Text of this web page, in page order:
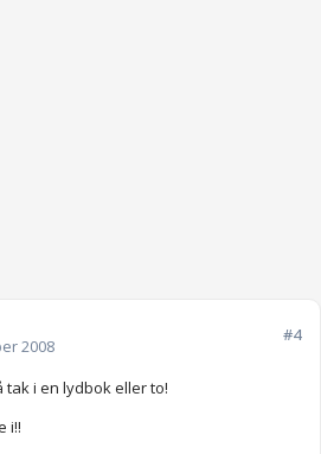
2008
#4
i en lydbok eller to!
i!!